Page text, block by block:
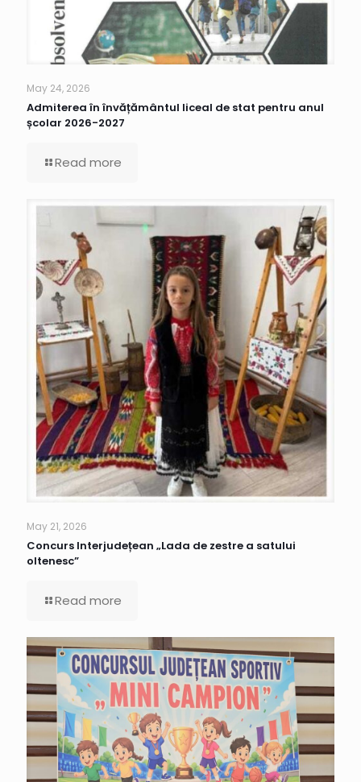
May 24, 2026
Admiterea în învățământul liceal de stat pentru anul
școlar 2026-2027
Read more
May 21, 2026
Concurs Interjudețean „Lada de zestre a satului
oltenesc”
Read more